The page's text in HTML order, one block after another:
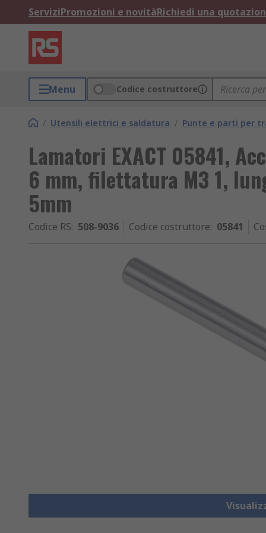
ServiziPromozioni e novitàRichiedi una
Menu Codice costruttore
/ Utensili elettrici e saldatura / Punte e parti per
Lamatori EXACT 05841,
6 mm, filettatura M3 1,
5mm
Codice RS: 508-9036 Codice costruttore: 05841